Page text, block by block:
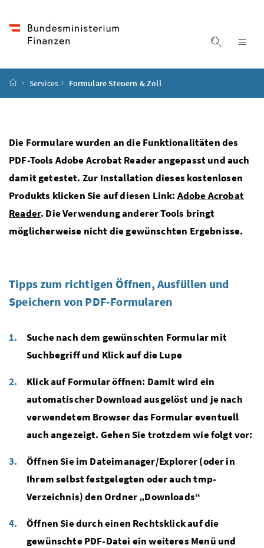
Suche
Startseite
Services Formulare Steuern & Zoll
Die Formulare wurden an die Funktionalitäten des
PDF-Tools Adobe Acrobat Reader angepasst und auch
damit getestet. Zur Installation dieses kostenlosen
Produkts klicken Sie auf diesen Link: Adobe Acrobat
Reader. Die Verwendung anderer Tools bringt
möglicherweise nicht die gewünschten Ergebnisse.
Tipps zum richtigen Öffnen, Ausfüllen und
Speichern von PDF-Formularen
Suche nach dem gewünschten Formular mit
Suchbegriff und Klick auf die Lupe
Klick auf Formular öffnen: Damit wird ein
automatischer Download ausgelöst und je nach
verwendetem Browser das Formular eventuell
auch angezeigt. Gehen Sie trotzdem wie folgt vor:
Öffnen Sie im Dateimanager/Explorer (oder in
Ihrem selbst festgelegten oder auch tmp-
Verzeichnis) den Ordner „Downloads“
Öffnen Sie durch einen Rechtsklick auf die
gewünschte PDF-Datei ein weiteres Menü und